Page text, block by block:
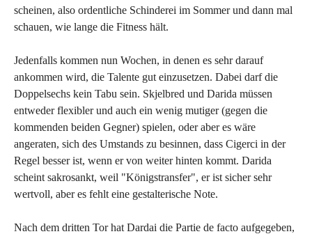
scheinen, also ordentliche Schinderei im Sommer und dann mal
schauen, wie lange die Fitness hält.
Jedenfalls kommen nun Wochen, in denen es sehr darauf
ankommen wird, die Talente gut einzusetzen. Dabei darf die
Doppelsechs kein Tabu sein. Skjelbred und Darida müssen
entweder flexibler und auch ein wenig mutiger (gegen die
kommenden beiden Gegner) spielen, oder aber es wäre
angeraten, sich des Umstands zu besinnen, dass Cigerci in der
Regel besser ist, wenn er von weiter hinten kommt. Darida
scheint sakrosankt, weil "Königstransfer", er ist sicher sehr
wertvoll, aber es fehlt eine gestalterische Note.
Nach dem dritten Tor hat Dardai die Partie de facto aufgegeben,